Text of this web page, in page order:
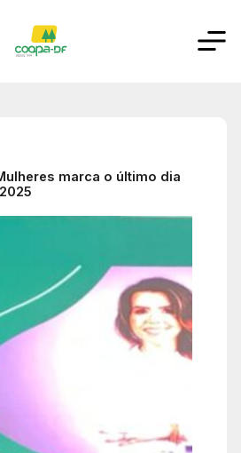
marca o último dia